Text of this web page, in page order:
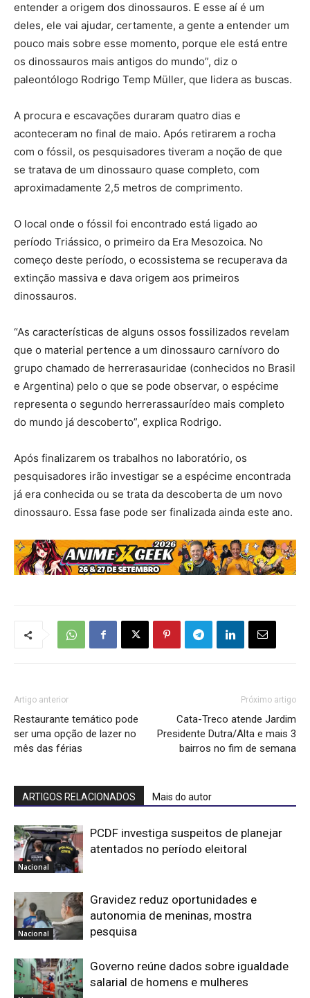
entender a origem dos dinossauros. E esse aí é um
deles, ele vai ajudar, certamente, a gente a entender um
pouco mais sobre esse momento, porque ele está entre
os dinossauros mais antigos do mundo”, diz o
paleontólogo Rodrigo Temp Müller, que lidera as buscas.
A procura e escavações duraram quatro dias e
aconteceram no final de maio. Após retirarem a rocha
com o fóssil, os pesquisadores tiveram a noção de que
se tratava de um dinossauro quase completo, com
aproximadamente 2,5 metros de comprimento.
O local onde o fóssil foi encontrado está ligado ao
período Triássico, o primeiro da Era Mesozoica. No
começo deste período, o ecossistema se recuperava da
extinção massiva e dava origem aos primeiros
dinossauros.
“As características de alguns ossos fossilizados revelam
que o material pertence a um dinossauro carnívoro do
grupo chamado de herrerasauridae (conhecidos no Brasil
e Argentina) pelo o que se pode observar, o espécime
representa o segundo herrerassaurídeo mais completo
do mundo já descoberto”, explica Rodrigo.
Após finalizarem os trabalhos no laboratório, os
pesquisadores irão investigar se a espécime encontrada
já era conhecida ou se trata da descoberta de um novo
dinossauro. Essa fase pode ser finalizada ainda este ano.
Artigo anterior
Restaurante temático pode
ser uma opção de lazer no
mês das férias
Próximo artigo
Cata-Treco atende Jardim
Presidente Dutra/Alta e mais 3
bairros no fim de semana
ARTIGOS RELACIONADOS Mais do autor
Nacional
PCDF investiga suspeitos de planejar
atentados no período eleitoral
Nacional
Gravidez reduz oportunidades e
autonomia de meninas, mostra
pesquisa
Governo reúne dados sobre igualdade
salarial de homens e mulheres